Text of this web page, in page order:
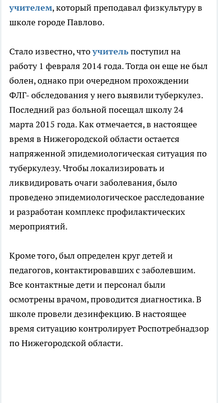
учителем, который преподавал физкультуру в
школе городе Павлово.
Стало известно, чтоучительпоступил на
работу 1 февраля 2014 года. Тогда он еще не был
болен, однако при очередном прохождении
ФЛГ- обследования у него выявили туберкулез.
Последний раз больной посещал школу 24
марта 2015 года. Как отмечается, в настоящее
время в Нижегородской области остается
напряженной эпидемиологическая ситуация по
туберкулезу. Чтобы локализировать и
ликвидировать очаги заболевания, было
проведено эпидемиологическое расследование
и разработан комплекс профилактических
мероприятий.
Кроме того, был определен круг детей и
педагогов, контактировавших с заболевшим.
Все контактные дети и персонал были
осмотрены врачом, проводится диагностика. В
школе провели дезинфекцию. В настоящее
время ситуацию контролирует Роспотребнадзор
по Нижегородской области.